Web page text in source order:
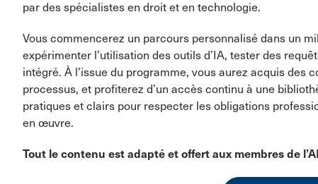
par des spécialistes en droit et en technologie.
Vous commencerez un parcours personnalisé dans un
expérimenter l’utilisation des outils d’IA, tester des
intégré. À l’issue du programme, vous aurez acquis des
processus, et profiterez d’un accès continu à une
pratiques et clairs pour respecter les obligations
en œuvre.
Tout le contenu est adapté et offert aux membres de